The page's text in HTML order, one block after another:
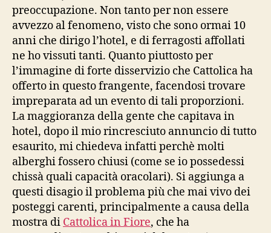
preoccupazione. Non tanto per non essere
avvezzo al fenomeno, visto che sono ormai 10
anni che dirigo l’hotel, e di ferragosti affollati
ne ho vissuti tanti. Quanto piuttosto per
l’immagine di forte disservizio che Cattolica ha
offerto in questo frangente, facendosi trovare
impreparata ad un evento di tali proporzioni.
La maggioranza della gente che capitava in
hotel, dopo il mio rincresciuto annuncio di tutto
esaurito, mi chiedeva infatti perchè molti
alberghi fossero chiusi (come se io possedessi
chissà quali capacità oracolari). Si aggiunga a
questi disagio il problema più che mai vivo dei
posteggi carenti, principalmente a causa della
mostra di Cattolica in Fiore, che ha